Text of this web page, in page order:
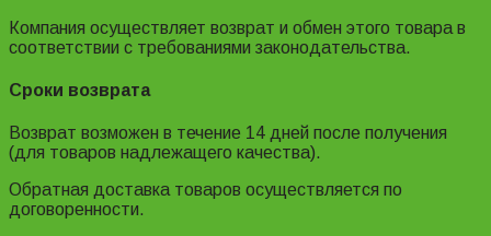
Компания осуществляет возврат и обмен этого товара в
соответствии с требованиями законодательства.
Сроки возврата
Возврат возможен в течение 14 дней после получения
(для товаров надлежащего качества).
Обратная доставка товаров осуществляется по
договоренности.